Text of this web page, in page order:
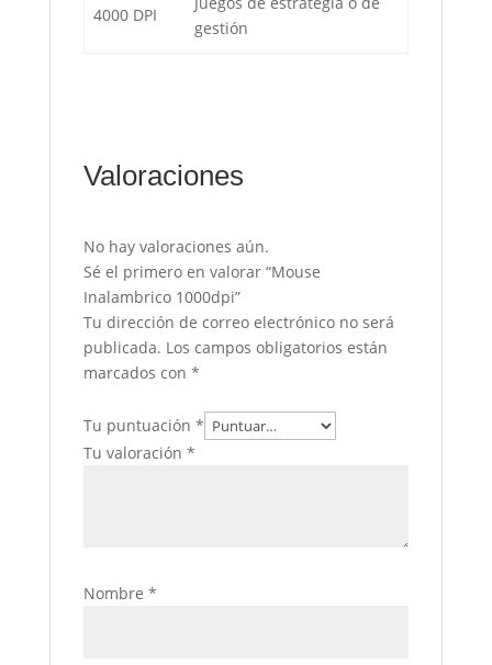
4000 DPI
gestión
Valoraciones
No hay valoraciones aún.
Sé el primero en valorar “Mouse
Inalambrico 1000dpi”
Tu dirección de correo electrónico no será
publicada. Los campos obligatorios están
marcados con *
Tu puntuación *
Tu valoración *
Nombre *